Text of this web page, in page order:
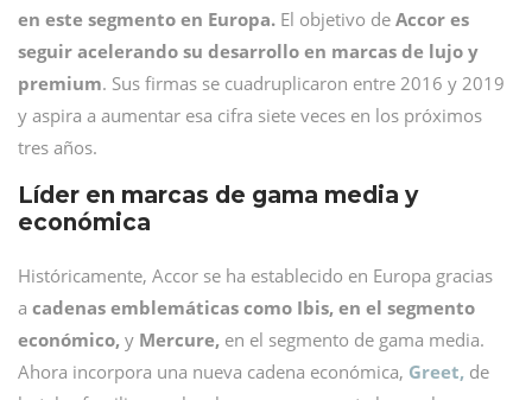
en este segmento en Europa. El objetivo de Accor es
seguir acelerando su desarrollo en marcas de lujo y
premium. Sus firmas se cuadruplicaron entre 2016 y 2019
y aspira a aumentar esa cifra siete veces en los próximos
tres años.
Líder en marcas de gama media y
económica
Históricamente, Accor se ha establecido en Europa gracias
a cadenas emblemáticas como Ibis, en el segmento
económico, y Mercure, en el segmento de gama media.
Ahora incorpora una nueva cadena económica, Greet, de